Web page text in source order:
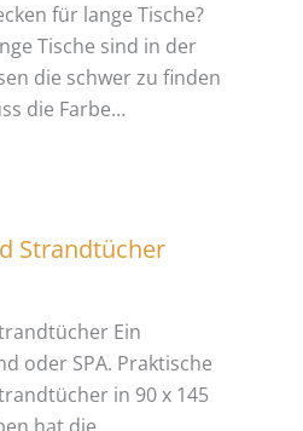
für lange Tische?
Tische sind in der
die schwer zu finden
die Farbe…
Strandtücher
Ein
oder SPA. Praktische
in 90 x 145